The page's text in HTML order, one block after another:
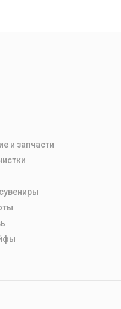
и запчасти